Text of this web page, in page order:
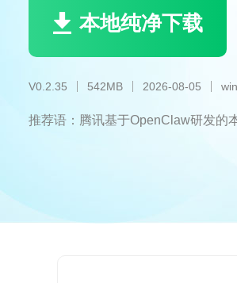
本地纯净下载
V0.2.35 542MB 2026-08-05
推荐语：腾讯基于OpenClaw研发的